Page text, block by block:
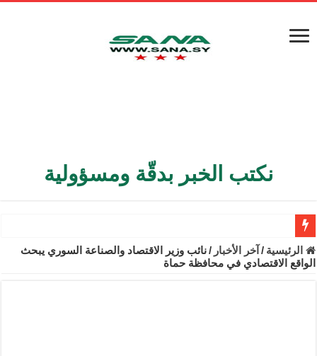
نكتب الخبر بدقّة ومسؤولية
الأمن الداخلي يعثر على مقبرة جماعية في ريف اللاذقية تضم 9 جثامين
الوزير الشيباني يبحث في باريس تعزيز الاستقرار في سوريا
الرئيسية / آخر الأخبار /نائب وزير الاقتصاد والصناعة السوري يبحث
الواقع الاقتصادي في محافظة حماة